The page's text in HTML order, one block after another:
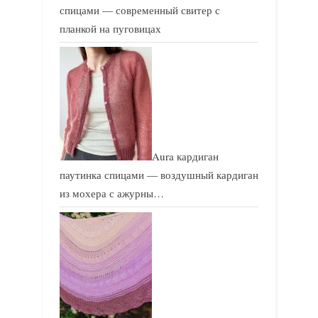
спицами — современный свитер с
планкой на пуговицах
Aura кардиган
паутинка спицами — воздушный кардиган
из мохера с ажурны…